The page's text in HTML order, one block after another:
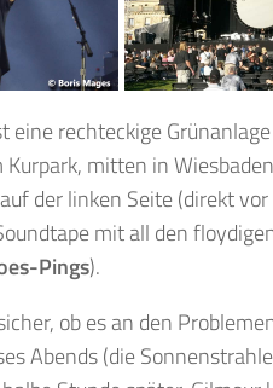
eine rechteckige
Kurpark, mitten in
der linken Seite (direkt
mit all den
Pings).
ob es an den
Abends (die